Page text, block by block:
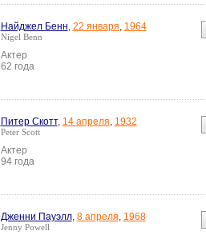
Найджел Бенн, 22 января, 1964
Nigel Benn
Актер
62 года
Питер Скотт, 14 апреля, 1932
Peter Scott
Актер
94 года
Дженни Пауэлл, 8 апреля, 1968
Jenny Powell